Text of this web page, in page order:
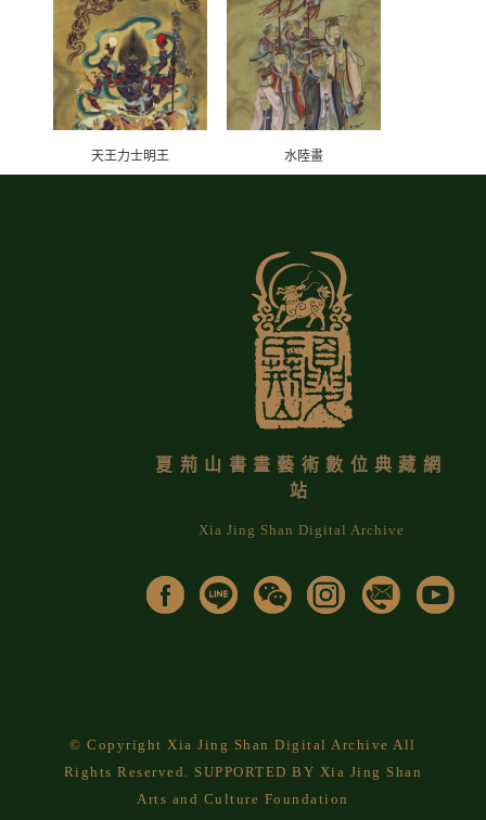
天王力士明王 水陸畫
夏荊山書畫藝術數位典藏網
站
Xia Jing Shan Digital Archive
© Copyright Xia Jing Shan Digital Archive All
Rights Reserved. SUPPORTED BY Xia Jing Shan
Arts and Culture Foundation